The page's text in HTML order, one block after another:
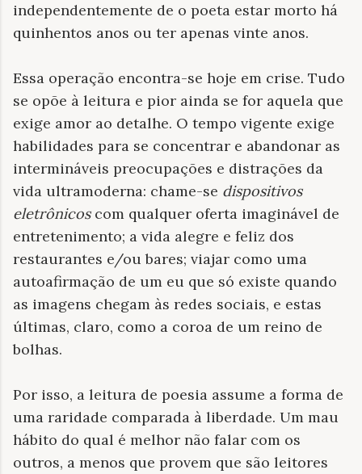
independentemente de o poeta estar morto há
quinhentos anos ou ter apenas vinte anos.
Essa operação encontra-se hoje em crise. Tudo
se opõe à leitura e pior ainda se for aquela que
exige amor ao detalhe. O tempo vigente exige
habilidades para se concentrar e abandonar as
intermináveis ​​preocupações e distrações da
vida ultramoderna: chame-se dispositivos
eletrônicoscom qualquer oferta imaginável de
entretenimento; a vida alegre e feliz dos
restaurantes e/ou bares; viajar como uma
autoafirmação de um eu que só existe quando
as imagens chegam às redes sociais, e estas
últimas, claro, como a coroa de um reino de
bolhas.
Por isso, a leitura de poesia assume a forma de
uma raridade comparada à liberdade. Um mau
hábito do qual é melhor não falar com os
outros, a menos que provem que são leitores